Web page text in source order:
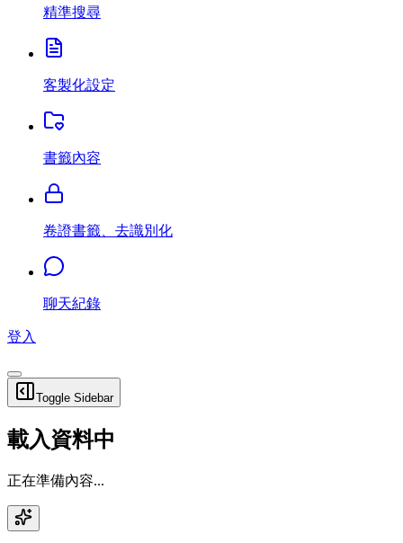
精準搜尋
客製化設定
書籤內容
卷證書籤、去識別化
聊天紀錄
登入
Toggle Sidebar
載入資料中
正在準備內容...